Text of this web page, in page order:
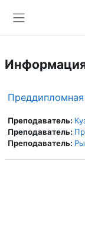
Преподаватель:
Преподаватель:
Преподаватель: